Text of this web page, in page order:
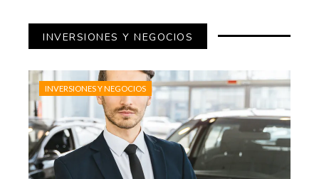
INVERSIONES Y NEGOCIOS
INVERSIONES Y NEGOCIOS